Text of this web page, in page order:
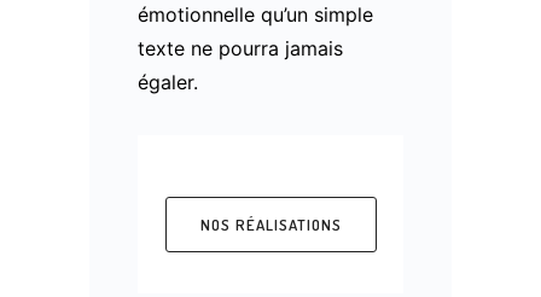
émotionnelle qu’un simple
texte ne pourra jamais
égaler.
NOS RÉALISATIONS